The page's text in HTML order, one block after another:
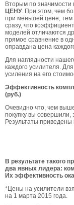
Вторым по значимости
ЦЕНУ. При этом, чем
при меньшей цене,
сразу, что
моделей отличаются
прямое сравнение в
оправдана цена
Для наглядности
каждого усилителя.
усиления на его
Эффективность
(руб.)
Очевидно что, чем
покупку вы
Результаты
В результате такого
два явных лидера:
Их эффективность
*Цены на усилители
на 1 марта 2015 года.